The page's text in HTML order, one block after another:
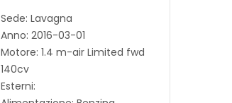
Sede: Lavagna
Anno: 2016-03-01
Motore: 1.4 m-air Limited fwd
140cv
Esterni: